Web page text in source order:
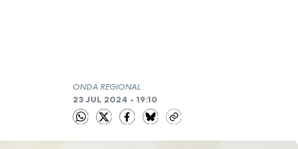
ONDA REGIONAL
23 JUL 2024 - 19:10